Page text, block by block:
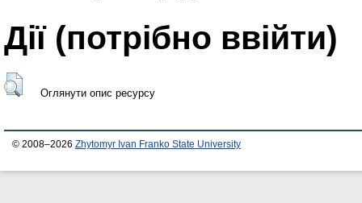
Дії ​​(потрібно ввійти)
Оглянути опис ресурсу
© 2008–2026 Zhytomyr Ivan Franko State University